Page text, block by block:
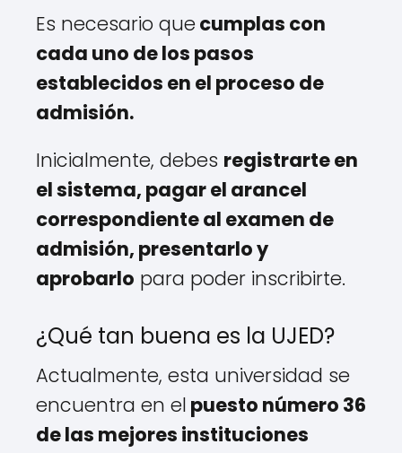
Es necesario quecumplas con
cada uno de los pasos
establecidos en el proceso de
admisión.
Inicialmente, debes registrarte en
el sistema, pagar el arancel
correspondiente al examen de
admisión, presentarlo y
aprobarlo para poder inscribirte.
¿Qué tan buena es la UJED?
Actualmente, esta universidad se
encuentra en el puesto número 36
de las mejores instituciones